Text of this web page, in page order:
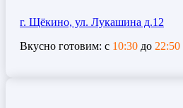
г. Щёкино, ул. Лукашина д.12
Вкусно готовим: с 10:30 до 22:50